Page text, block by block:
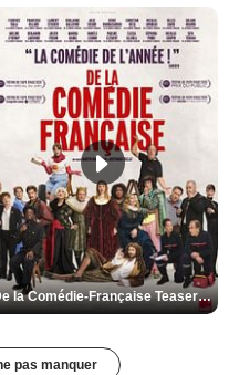
De la Comédie-Française Teaser VF
pas manquer